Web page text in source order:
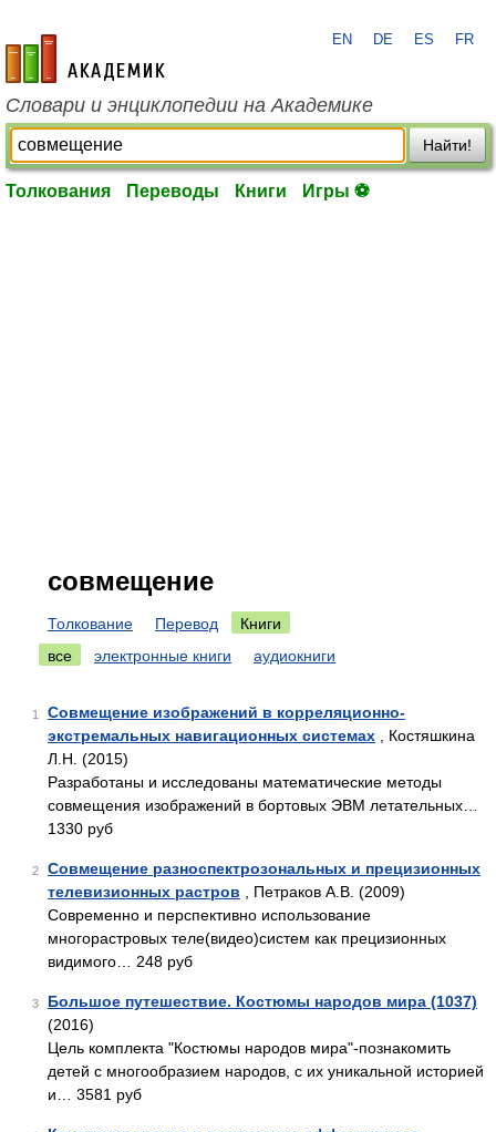
academic.ru
EN DE ES FR
Словари и энциклопедии на Академике
Найти!
Толкования Переводы Книги Игры ⚽
совмещение
Толкование Перевод
Книги
все
электронные книги аудиокниги
1
Совмещение изображений в корреляционно-
экстремальных навигационных системах , Костяшкина
Л.Н. (2015)
Разработаны и исследованы математические методы
совмещения изображений в бортовых ЭВМ летательных…
1330 руб
2
Совмещение разноспектрозональных и прецизионных
телевизионных растров , Петраков А.В. (2009)
Современно и перспективно использование
многорастровых теле(видео)систем как прецизионных
видимого… 248 руб
3
Большое путешествие. Костюмы народов мира (1037)
(2016)
Цель комплекта "Костюмы народов мира"-познакомить
детей с многообразием народов, с их уникальной историей
и… 3581 руб